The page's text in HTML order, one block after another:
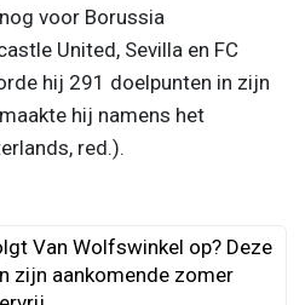
voor Borussia
United, Sevilla en FC
hij 291 doelpunten in zijn
hij namens het
red.).
Van Wolfswinkel op? Deze
zijn aankomende zomer